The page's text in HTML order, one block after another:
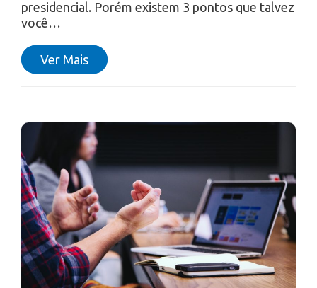
presidencial. Porém existem 3 pontos que talvez
você…
Ver Mais